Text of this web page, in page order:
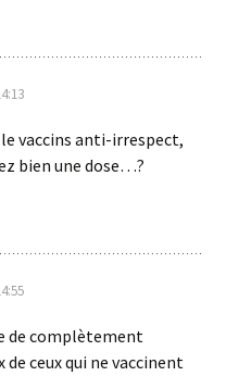
vaccins anti-irrespect,
bien une dose…?
de complètement
ceux qui ne vaccinent